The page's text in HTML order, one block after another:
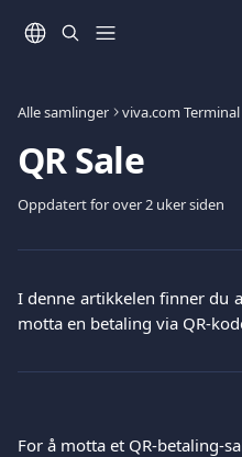
Alle samlinger viva.com
QR Sale
Oppdatert for over 2 uker siden
I denne artikkelen finner du
motta en betaling via QR-
For å motta et QR-betaling-